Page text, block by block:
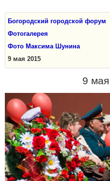
Богородский городской форум
Фотогалерея
Фото Максима Шунина
9 мая 2015
9